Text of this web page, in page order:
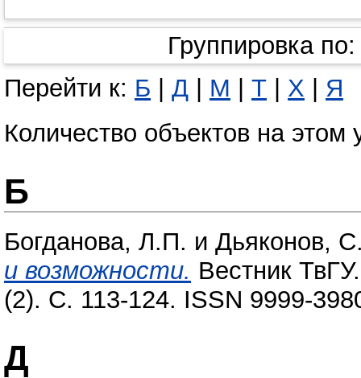
Группировка
Перейти к: Б | Д | М | Т | Х | Я
Количество объектов на этом
Б
Богданова, Л.П. и Дьяконов,
и возможности. Вестник
(2). С. 113-124. ISSN 9999-
Д